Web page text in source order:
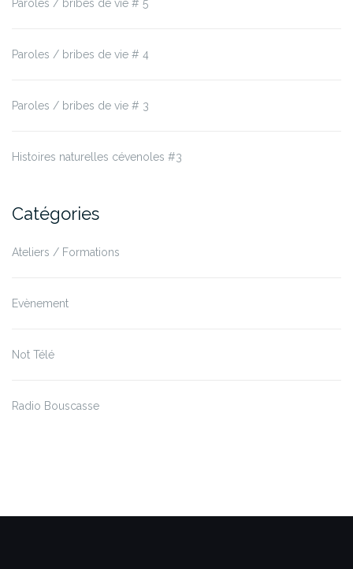
Paroles / bribes de vie # 5
Paroles / bribes de vie # 4
Paroles / bribes de vie # 3
Histoires naturelles cévenoles #3
Catégories
Ateliers / Formations
Evènement
Not Télé
Radio Bouscasse